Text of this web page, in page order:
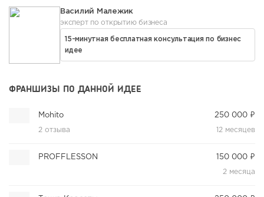
Василий Малежик
эксперт по открытию бизнеса
15-минутная бесплатная консультация по бизнес
идее
ФРАНШИЗЫ ПО ДАННОЙ ИДЕЕ
Mohito
2 отзыва
250 000 ₽
12 месяцев
PROFFLESSON 150 000 ₽
2 месяца